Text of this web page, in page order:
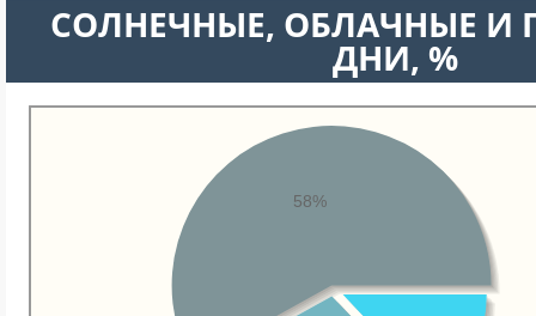
CОЛНЕЧНЫЕ, ОБЛАЧНЫЕ И
ДНИ, %
58%